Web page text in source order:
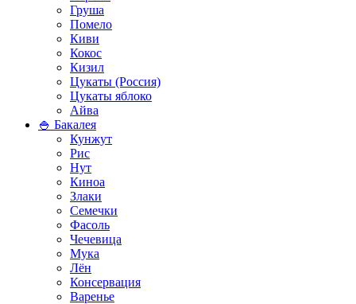
Груша
Помело
Киви
Кокос
Кизил
Цукаты (Россия)
Цукаты яблоко
Айва
🍚 Бакалея
Кунжут
Рис
Нут
Киноа
Злаки
Семечки
Фасоль
Чечевица
Мука
Лён
Консервация
Варенье